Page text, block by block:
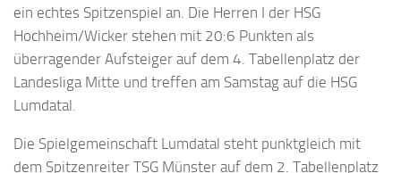
ein echtes Spitzenspiel an. Die Herren I der HSG
Hochheim/Wicker stehen mit 20:6 Punkten als
überragender Aufsteiger auf dem 4. Tabellenplatz der
Landesliga Mitte und treffen am Samstag auf die HSG
Lumdatal.
Die Spielgemeinschaft Lumdatal steht punktgleich mit
dem Spitzenreiter TSG Münster auf dem 2. Tabellenplatz